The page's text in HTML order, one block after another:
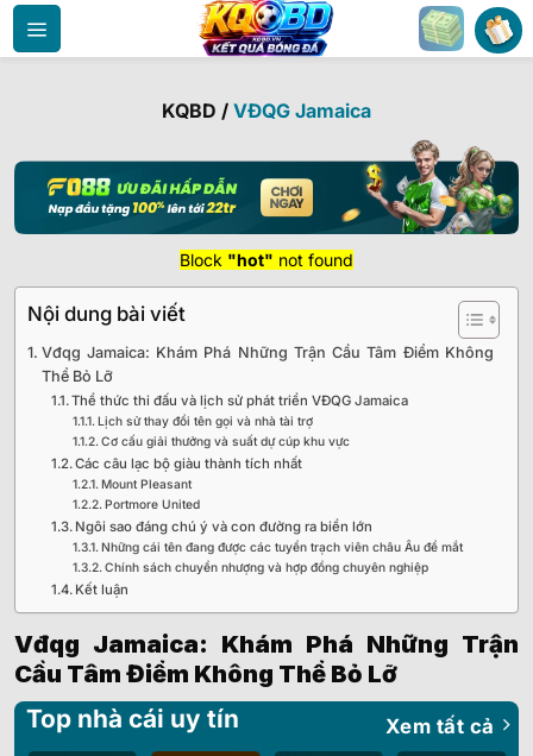
Bỏ
qua
KQBD / VĐQG Jamaica
Block "hot" not found
Nội dung bài viết
Vđqg Jamaica: Khám Phá Những Trận Cầu Tâm Điểm Không
Thể Bỏ Lỡ
Thể thức thi đấu và lịch sử phát triển VĐQG Jamaica
Lịch sử thay đổi tên gọi và nhà tài trợ
Cơ cấu giải thưởng và suất dự cúp khu vực
Các câu lạc bộ giàu thành tích nhất
Mount Pleasant
Portmore United
Ngôi sao đáng chú ý và con đường ra biển lớn
Những cái tên đang được các tuyển trạch viên châu Âu để mắt
Chính sách chuyển nhượng và hợp đồng chuyên nghiệp
Kết luận
Vđqg Jamaica: Khám Phá Những Trận
Cầu Tâm Điểm Không Thể Bỏ Lỡ
Top nhà cái uy tín Xem tất cả